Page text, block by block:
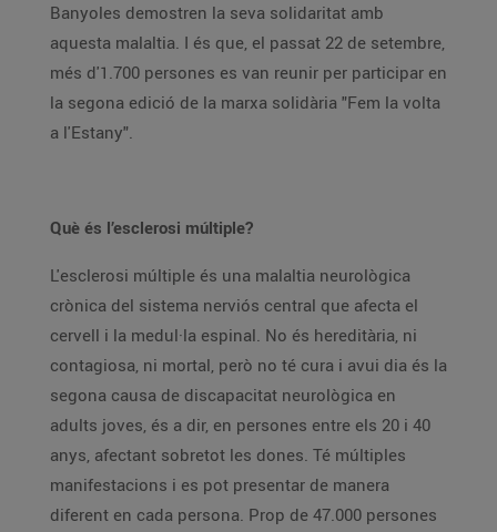
Banyoles demostren la seva solidaritat amb
aquesta malaltia. I és que, el passat 22 de setembre,
més d'1.700 persones es van reunir per participar en
la segona edició de la marxa solidària "Fem la volta
a l'Estany".
Què és l’esclerosi múltiple?
L'esclerosi múltiple és una malaltia neurològica
crònica del sistema nerviós central que afecta el
cervell i la medul·la espinal. No és hereditària, ni
contagiosa, ni mortal, però no té cura i avui dia és la
segona causa de discapacitat neurològica en
adults joves, és a dir, en persones entre els 20 i 40
anys, afectant sobretot les dones. Té múltiples
manifestacions i es pot presentar de manera
diferent en cada persona. Prop de 47.000 persones